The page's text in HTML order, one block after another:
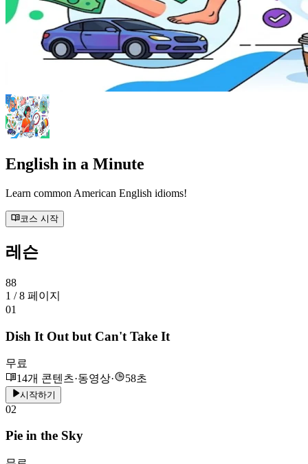
English in a Minute
Learn common American English idioms!
코스 시작
레슨
88
1 / 8 페이지
01
Dish It Out but Can't Take It
무료
14개 콘텐츠·동영상· 58초
시작하기
02
Pie in the Sky